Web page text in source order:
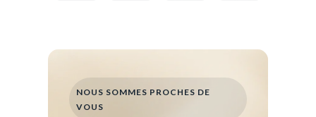
NOUS SOMMES PROCHES DE
VOUS